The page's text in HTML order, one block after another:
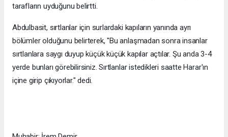
tarafların uyduğunu belirtti.
Abdulbasit, sırtlanlar için surlardaki kapıların yanında ayrı
bölümler olduğunu belirterek, "Bu anlaşmadan sonra insanlar
sırtlanlara saygı duyup küçük küçük kapılar açtılar. Şu anda 3-4
yerde bunları görebilirsiniz. Sırtlanlar istedikleri saatte Harar'ın
içine girip çıkıyorlar." dedi.